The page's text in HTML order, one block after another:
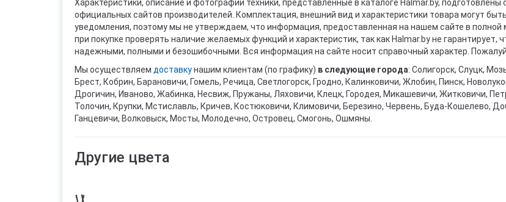
Характеристики, описание и фотографии техники, представленные в каталоге Halmar.by,
официальных сайтов производителей. Комплектация, внешний вид и характеристики товара могут
уведомления, поэтому мы не утверждаем, что информация, предоставленная на нашем сайте в
при покупке проверять наличие желаемых функций и характеристик, так как Halmar.by не
надежными, полными и безошибочными. Вся информация на сайте носит справочный характер.
Мы осуществляем доставкунашим клиентам (по графику) в следующие города: Солигорск, Слуцк,
Брест, Кобрин, Барановичи, Гомель, Речица, Светлогорск, Гродно, Калинковичи, Жлобин, Пинск,
Дрогичин, Иваново, Жабинка, Несвиж, Пружаны, Ляховичи, Клецк, Городея, Микашевичи, Житковичи,
Толочин, Крупки, Мстиславль, Кричев, Костюковичи, Климовичи, Березино, Червень, Буда-Кошелево,
Ганцевичи, Волковыск, Мосты, Молодечно, Островец, Смогонь, Ошмяны.
Другие цвета